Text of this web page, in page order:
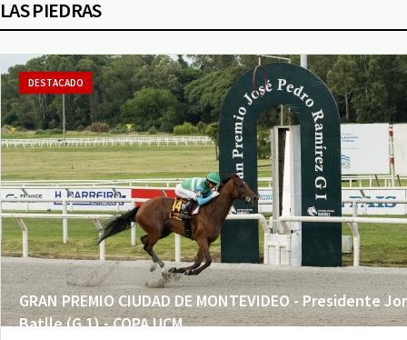
LAS PIEDRAS
GRAN PREMIO CIUDAD DE MONTEVIDEO - Presidente
Batlle (G 1) - COPA UCM
DESTACADO